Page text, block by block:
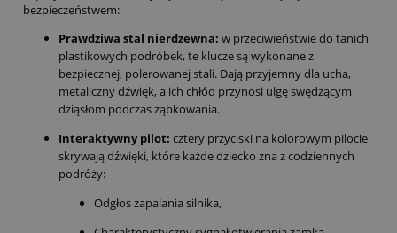
bezpieczeństwem:
Prawdziwa stal nierdzewna: w przeciwieństwie do tanich
plastikowych podróbek, te klucze są wykonane z
bezpiecznej, polerowanej stali. Dają przyjemny dla ucha,
metaliczny dźwięk, a ich chłód przynosi ulgę swędzącym
dziąsłom podczas ząbkowania.
Interaktywny pilot: cztery przyciski na kolorowym pilocie
skrywają dźwięki, które każde dziecko zna z codziennych
podróży:
Odgłos zapalania silnika,